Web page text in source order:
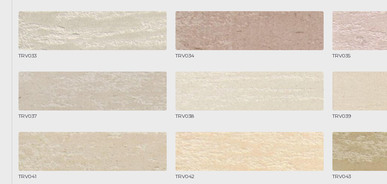
TRV033 TRV034 TRV035
TRV037 TRV038 TRV039
TRV041 TRV042 TRV043